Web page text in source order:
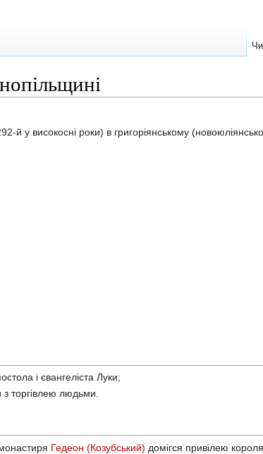
й у високосні роки) в григоріянському
і євангеліста Луки;
торгівлею людьми.
Гедеон (Козубський) домігся привілею